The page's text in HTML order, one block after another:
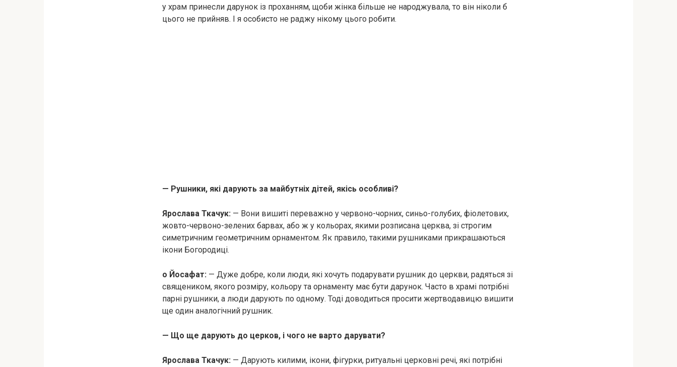
у храм принесли дарунок із проханням, щоби жінка більше не народжувала, то він ніколи б
цього не прийняв. І я особисто не раджу нікому цього робити.
— Рушники, які дарують за майбутніх дітей, якісь особливі?
Ярослава Ткачук: — Вони вишиті переважно у червоно-чорних, синьо-голубих, фіолетових,
жовто-червоно-зелених барвах, або ж у кольорах, якими розписана церква, зі строгим
симетричним геометричним орнаментом. Як правило, такими рушниками прикрашаються
ікони Богородиці.
о Йосафат: — Дуже добре, коли люди, які хочуть подарувати рушник до церкви, радяться зі
священиком, якого розміру, кольору та орнаменту має бути дарунок. Часто в храмі потрібні
парні рушники, а люди дарують по одному. Тоді доводиться просити жeртводавицю вишити
ще один аналогічний рушник.
— Що ще дарують до церков, і чого не варто дарувати?
Ярослава Ткачук: — Дарують килими, ікони, фігурки, ритуальні церковні речі, які потрібні